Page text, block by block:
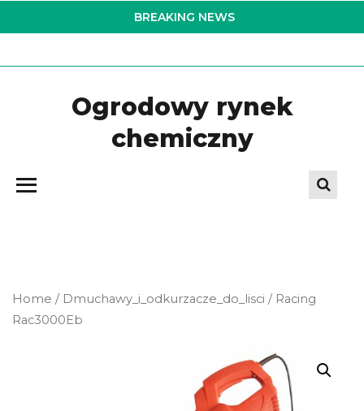
to
BREAKING NEWS
Ogrodowy rynek
chemiczny
Home / Dmuchawy_i_odkurzacze_do_lisci / Racing
Rac3000Eb